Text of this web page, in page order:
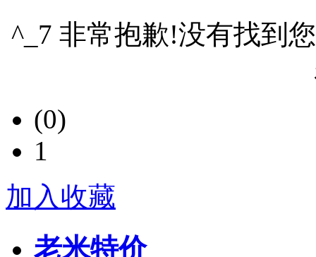
^_7 非常抱歉!没有找到
(0)
1
加入收藏
老米特价